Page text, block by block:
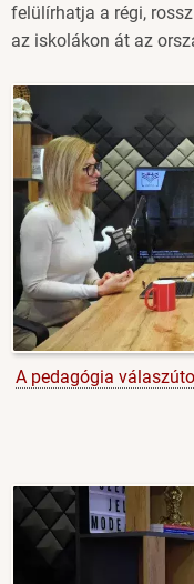
felülírhatja a régi,
az iskolákon át az
A pedagógia